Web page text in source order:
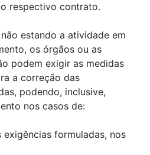
respectivo contrato.
estando a atividade em
os órgãos ou as
podem exigir as medidas
a correção das
podendo, inclusive,
nos casos de:
formuladas, nos